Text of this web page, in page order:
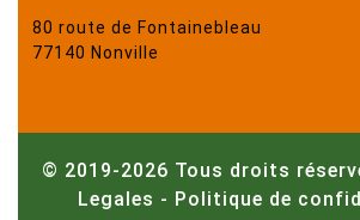
80 route de Fontainebleau
77140 Nonville
© 2019-2026 Tous droits
Legales - Politique de